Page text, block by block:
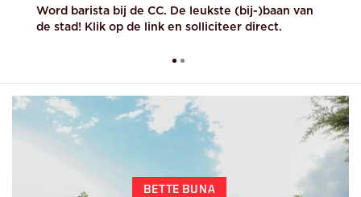
valentijn bij
coffeecompany
LEES MEER!
Word barista bij de CC. De leukste (bij-)baan van
de stad! Klik op de link en solliciteer direct.
BETTE BUNA